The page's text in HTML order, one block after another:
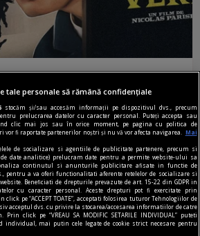
Europa nu mai e aceeași.
tale personale să rămână confidențiale
stocăm și/sau accesăm informații pe dispozitivul dvs., precum
prelucrarea datelor cu caracter personal. Puteți accepta sau
clic mai jos sau în orice moment, pe pagina cu politica de
vor fi raportate partenerilor noștri și nu vă vor afecta navigarea.
Mai
de socializare si agentiile de publicitate partenere, precum si
date analitice) prelucram date pentru a permite website-ului sa
continutul si anunturile publicitare afisate in functie de
pentru a va oferi functionalitati aferente retelelor de socializare si
Beneficiati de drepturile prevazute de art. 15-22 din GDPR in
cu caracter personal. Aceste drepturi pot fi exercitate prin
click pe “ACCEPT TOATE”, acceptati folosirea tuturor Tehnologiilor de
acceptul dvs. cu privire la stocarea/accesarea informatiilor de catre
click pe “VREAU SA MODIFIC SETARILE INDIVIDUAL” puteti
individual, mai putin cele legate de cookie strict necesare pentru